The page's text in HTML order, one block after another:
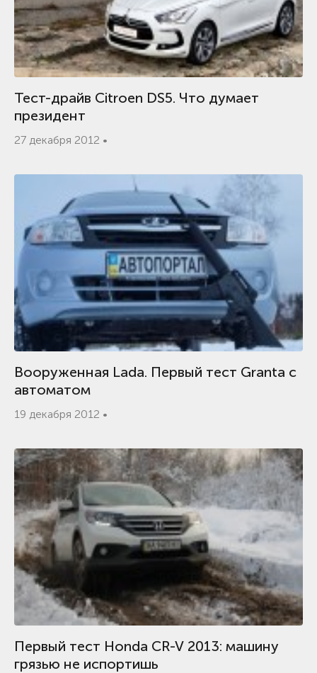
Тест-драйв Citroen DS5. Что думает
президент
27 декабря 2012 •
Вооруженная Lada. Первый тест Granta с
автоматом
19 декабря 2012 •
Первый тест Honda CR-V 2013: машину
грязью не испортишь